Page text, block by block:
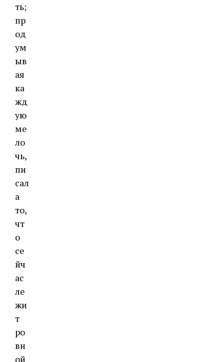
ть;
пр
од
ум
ыв
ая
ка
жд
ую
ме
ло
чь,
пи
сал
а
то,
чт
о
се
йч
ас
ле
жи
т
ро
вн
ой